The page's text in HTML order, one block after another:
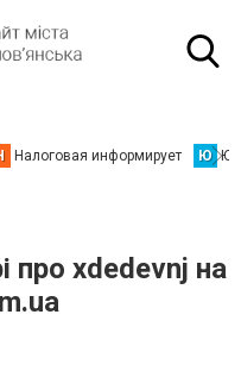
Налоговая информирует Ю
про xdedevnj на